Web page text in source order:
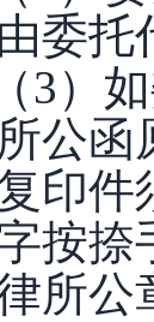
委托
（3）
公函
印件
按捺
所公